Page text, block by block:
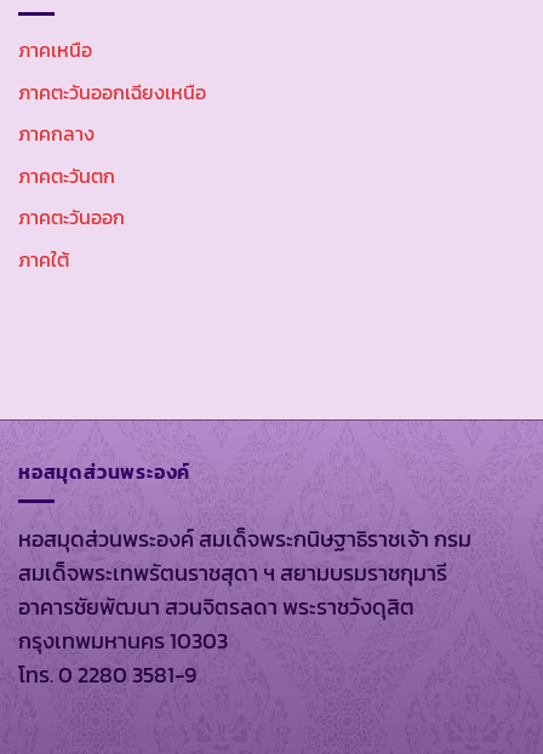
ภาคเหนือ
ภาคตะวันออกเฉียงเหนือ
ภาคกลาง
ภาคตะวันตก
ภาคตะวันออก
ภาคใต้
หอสมุดส่วนพระองค์
หอสมุดส่วนพระองค์ สมเด็จพระกนิษฐาธิราชเจ้า กรม
สมเด็จพระเทพรัตนราชสุดา ฯ สยามบรมราชกุมารี
อาคารชัยพัฒนา สวนจิตรลดา พระราชวังดุสิต
กรุงเทพมหานคร 10303
โทร. 0 2280 3581-9